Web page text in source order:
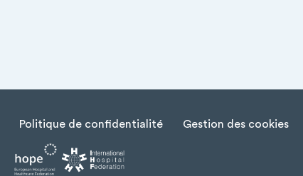
Politique de confidentialité Gestion des cookies